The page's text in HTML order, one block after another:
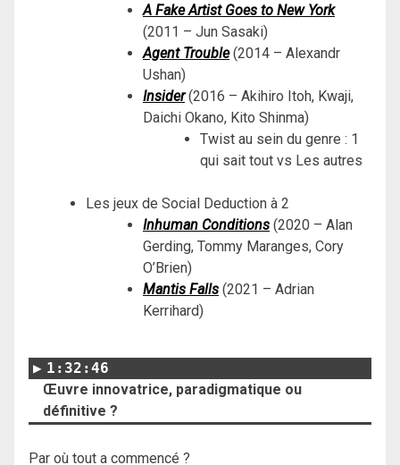
A Fake Artist Goes to New York
(2011 – Jun Sasaki)
Agent Trouble(2014 – Alexandr
Ushan)
Insider(2016 – Akihiro Itoh, Kwaji,
Daichi Okano, Kito Shinma)
Twist au sein du genre : 1
qui sait tout vs Les autres
Les jeux de Social Deduction à 2
Inhuman Conditions (2020 – Alan
Gerding, Tommy Maranges, Cory
O’Brien)
Mantis Falls (2021 – Adrian
Kerrihard)
1:32:46
Œuvre innovatrice, paradigmatique ou
définitive ?
Par où tout a commencé ?